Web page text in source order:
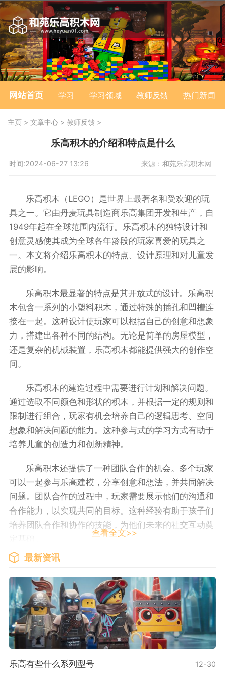
网站首页 学习 学习领域 教师反馈 热门新闻
主页 > 文章中心 > 教师反馈 >
乐高积木的介绍和特点是什么
时间:2024-06-27 13:26 来源：和苑乐高积木网
乐高积木（LEGO）是世界上最著名和受欢迎的玩
具之一。它由丹麦玩具制造商乐高集团开发和生产，自
1949年起在全球范围内流行。乐高积木的独特设计和
创意灵感使其成为全球各年龄段的玩家喜爱的玩具之
一。本文将介绍乐高积木的特点、设计原理和对儿童发
展的影响。
乐高积木最显著的特点是其开放式的设计。乐高积
木包含一系列的小塑料积木，通过特殊的插孔和凹槽连
接在一起。这种设计使玩家可以根据自己的创意和想象
力，搭建出各种不同的结构。无论是简单的房屋模型，
还是复杂的机械装置，乐高积木都能提供强大的创作空
间。
乐高积木的建造过程中需要进行计划和解决问题。
通过选取不同颜色和形状的积木，并根据一定的规则和
限制进行组合，玩家有机会培养自己的逻辑思考、空间
想象和解决问题的能力。这种参与式的学习方式有助于
培养儿童的创造力和创新精神。
乐高积木还提供了一种团队合作的机会。多个玩家
可以一起参与乐高建模，分享创意和想法，并共同解决
问题。团队合作的过程中，玩家需要展示他们的沟通和
合作能力，以实现共同的目标。这种经验有助于孩子们
培养团队合作和协作的技能，为他们未来的社交互动奠
乐高积木的设计原理也与实用和耐用性有关。乐高
积木拥有标准化的尺寸和插槽，使不同型号的积木可以
轻松地连接在一起。这种设计使得积木可以反复使用和
重组，不易损坏。乐高积木采用优质的塑料材料制成，
确保其质量和耐用性。
乐高积木还不断创新和更新其产品线。乐高集团定
期推出新的积木套装，以满足玩家不断变化的需求和兴
趣。他们还与电影制片商和其他品牌合作，推出主题套
查看全文>>
最新资讯
乐高有些什么系列型号 12-30